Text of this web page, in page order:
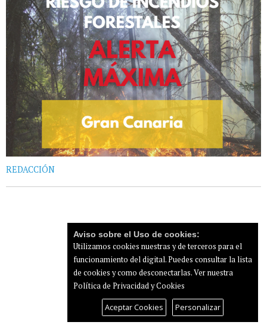
REDACCIÓN
Aviso sobre el Uso de cookies:
Utilizamos cookies nuestras y de terceros para el
funcionamiento del digital. Puedes consultar la lista
de cookies y como desconectarlas.Ver nuestra
Política de Privacidad y Cookies
Aceptar Cookies Personalizar